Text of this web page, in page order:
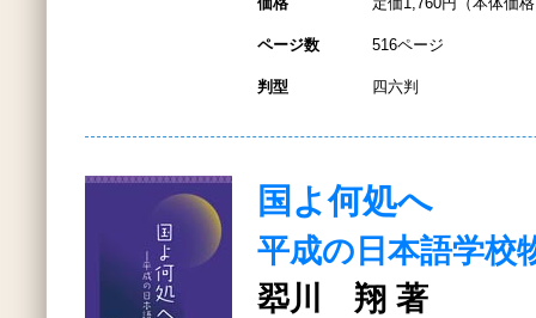
ページ数 516ページ
判型 四六判
国よ何処へ
平成の日本語学校
翆川 翔 著